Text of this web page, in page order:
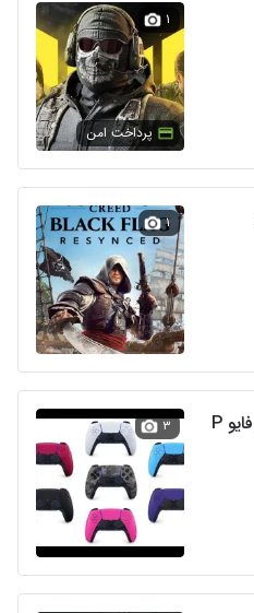
۱
پرداخت امن
۱
۳